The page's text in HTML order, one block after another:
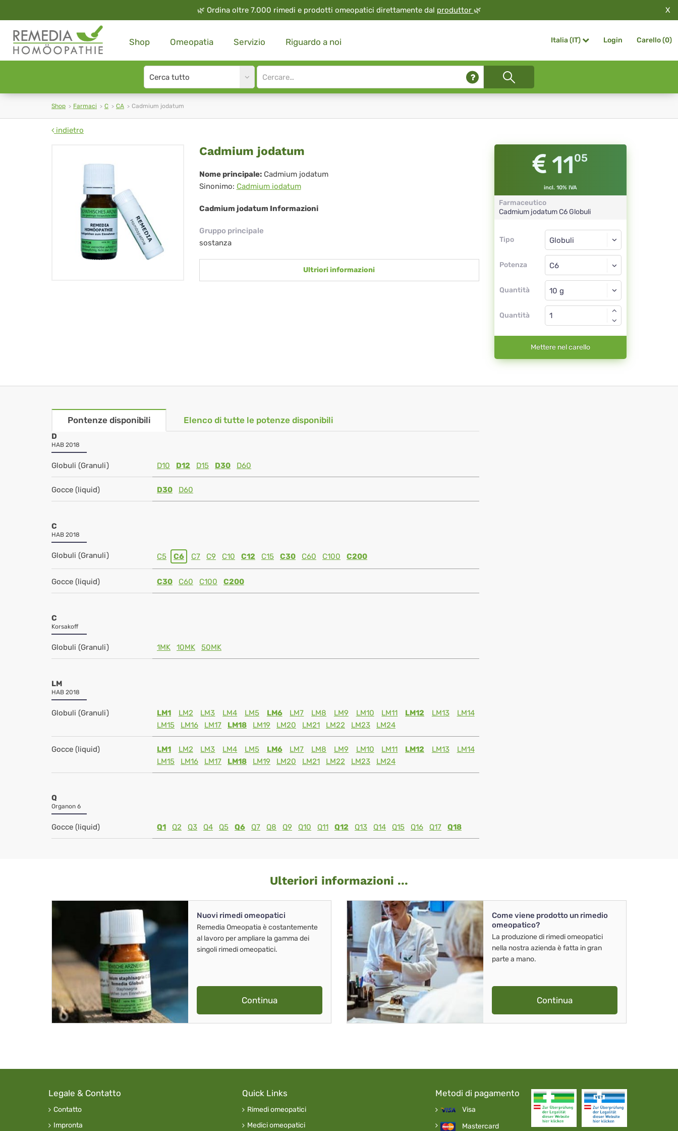
🌿 Ordina oltre 7.000 rimedi e prodotti omeopatici direttamente dal produttor 🌿 X
Shop Omeopatia Servizio Riguardo a noi Italia (IT) Login Carello (0)
Search
type
Site
search
Shop Farmaci C CA Cadmium jodatum
indietro
Cadmium
jodatum
Cadmium jodatum
Nome principale: Cadmium jodatum
Sinonimo: Cadmium iodatum
Cadmium jodatum Informazioni
Gruppo principale
sostanza
Ultriori informazioni
1105
incl. 10% IVA
Farmaceutico
Cadmium jodatumC6 Globuli
Tipo
Tipo
Potenza
Globuli
C6
Quantità
Globuli
Quantità
Mettere nel carello
Pontenze disponibili Elenco di tutte le potenze disponibili
D
HAB 2018
Globuli (Granuli) D10 D12 D15 D30 D60
Gocce (liquid) D30 D60
C
HAB 2018
Globuli (Granuli) C5 C6 C7 C9 C10 C12 C15 C30 C60 C100 C200
Gocce (liquid) C30 C60 C100 C200
C
Korsakoff
Globuli (Granuli) 1MK 10MK 50MK
LM
HAB 2018
Globuli (Granuli) LM1 LM2 LM3 LM4 LM5 LM6 LM7 LM8 LM9 LM10 LM11 LM12 LM13
LM14
LM15
LM16 LM17 LM18 LM19 LM20 LM21 LM22 LM23 LM24
Gocce (liquid) LM1 LM2 LM3 LM4 LM5 LM6 LM7 LM8 LM9 LM10 LM11 LM12 LM13
LM14
LM15
LM16 LM17 LM18 LM19 LM20 LM21 LM22 LM23 LM24
Q
Organon 6
Gocce (liquid) Q1 Q2 Q3 Q4 Q5 Q6 Q7 Q8 Q9 Q10 Q11 Q12 Q13 Q14 Q15 Q16 Q17 Q18
Ulteriori informazioni ...
Nuovi rimedi omeopatici
Remedia Omeopatia è costantemente
al lavoro per ampliare la gamma dei
singoli rimedi omeopatici.
Continua
Come viene prodotto un rimedio
omeopatico?
La produzione di rimedi omeopatici
nella nostra azienda è fatta in gran
parte a mano.
Continua
Legale & Contatto
Contatto
Impronta
Quick Links
Rimedi omeopatici
Medici omeopatici
Metodi di pagamento
Visa
Mastercard